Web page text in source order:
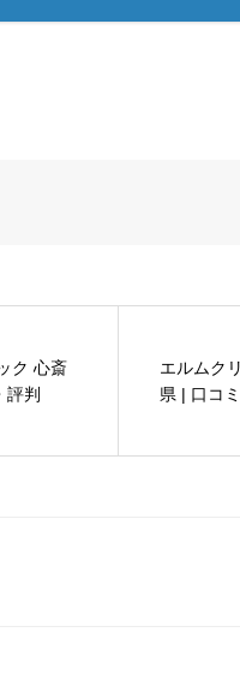
ク 心斎
評判
エルムク
県 | 口コ